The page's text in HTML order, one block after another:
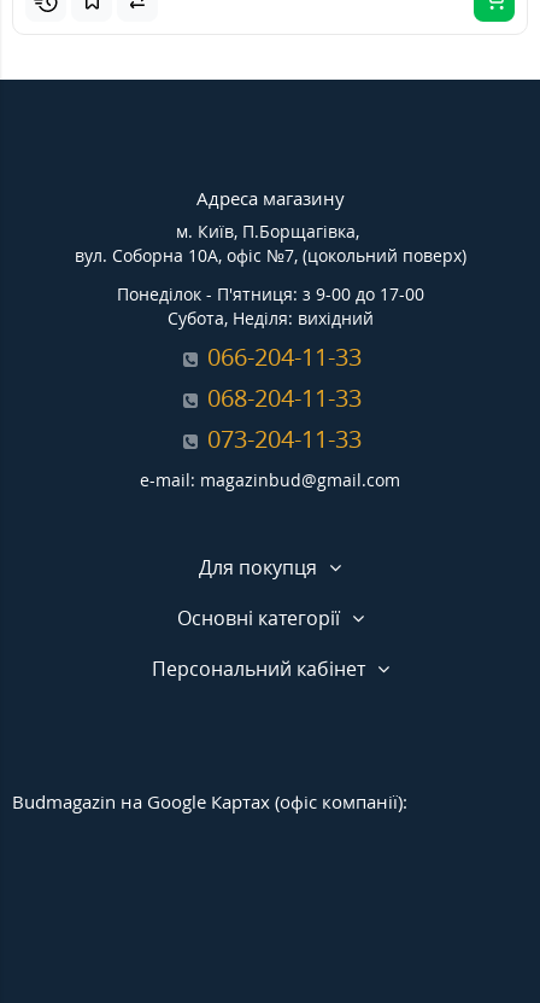
Адреса магазину
м. Київ, П.Борщагівка,
вул. Соборна 10А, офіс №7, (цокольний поверх)
Понеділок - П'ятниця: з 9-00 до 17-00
Субота, Неділя: вихідний
066-204-11-33
068-204-11-33
073-204-11-33
e-mail: magazinbud@gmail.com
Для покупця
Основні категорії
Персональний кабінет
Budmagazin на Google Картах (офіс компанії):